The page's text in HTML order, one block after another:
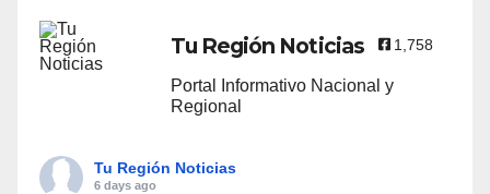
Tu Región Noticias 1,758
Portal Informativo Nacional y
Regional
Tu Región Noticias
6 days ago